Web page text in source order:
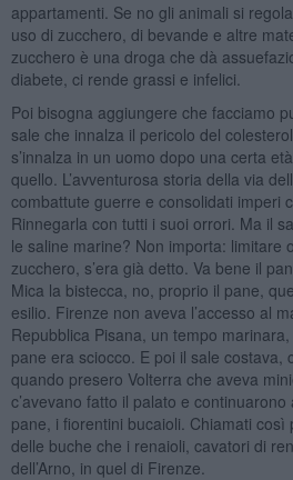
appartamenti. Se no gli animali si
uso di zucchero, di bevande e altre
zucchero è una droga che dà
diabete, ci rende grassi e infelici.
Poi bisogna aggiungere che facciamo
sale che innalza il pericolo del
s’innalza in un uomo dopo una certa
quello. L’avventurosa storia della via
combattute guerre e consolidati imperi
Rinnegarla con tutti i suoi orrori. Ma il
le saline marine? Non importa: limitare
zucchero, s’era già detto. Va bene il
Mica la bistecca, no, proprio il pane,
esilio. Firenze non aveva l’accesso al
Repubblica Pisana, un tempo
pane era sciocco. E poi il sale costava,
quando presero Volterra che aveva
c’avevano fatto il palato e
pane, i fiorentini bucaioli. Chiamati
delle buche che i renaioli, cavatori di
dell’Arno, in quel di Firenze.